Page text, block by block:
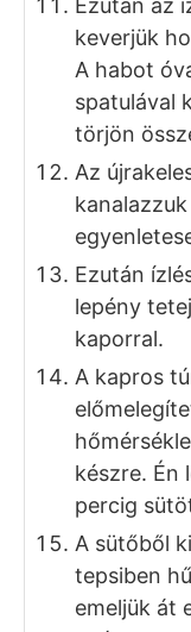
majd egy
papírral
Ezután
majd
30 percig a
Egy tálba
hozzá a
vaníliás
reszelt
keverjük
Ezután
szintén
helyett
vagy
A tojások
majd
szórjuk
verjük
Ezután az